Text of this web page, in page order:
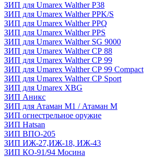
ЗИП для Umarex Walther P38
ЗИП для Umarex Walther PPK/S
ЗИП для Umarex Walther PPQ
ЗИП для Umarex Walther PPS
ЗИП для Umarex Walther SG 9000
ЗИП для Umarex Walther СР 88
ЗИП для Umarex Walther СР 99
ЗИП для Umarex Walther СР 99 Compact
ЗИП для Umarex Walther СР Sport
ЗИП для Umarex XBG
ЗИП Аникс
ЗИП для Атаман М1 / Атаман М
ЗИП огнестрельное оружие
ЗИП Hatsan
ЗИП ВПО-205
ЗИП ИЖ-27,ИЖ-18, ИЖ-43
ЗИП КО-91/94 Мосина